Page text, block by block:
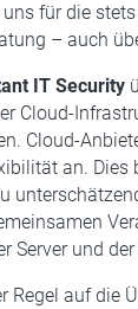
für die
– auch
IT Security
Cloud-
Cloud-
an. Dies
und
Regel auf die